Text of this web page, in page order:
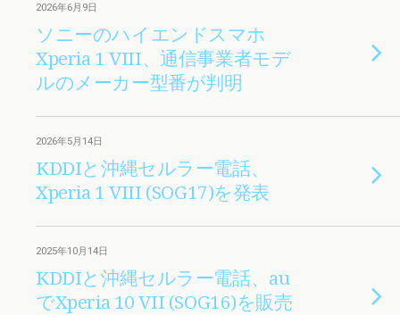
2026年6月9日
ソニーのハイエンドスマホ
Xperia 1 VIII、通信事業者モデ
ルのメーカー型番が判明
2026年5月14日
KDDIと沖縄セルラー電話、
Xperia 1 VIII (SOG17)を発表
2025年10月14日
KDDIと沖縄セルラー電話、au
でXperia 10 VII (SOG16)を販売